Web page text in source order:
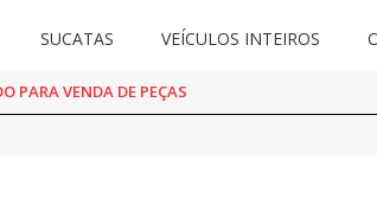
SUCATAS VEÍCULOS INTEIROS
PARA VENDA DE PEÇAS